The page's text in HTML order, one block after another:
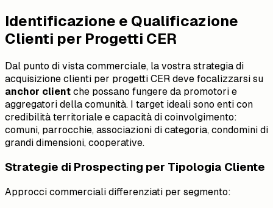
Identificazione e Qualificazione
Clienti per Progetti CER
Dal punto di vista commerciale, la vostra strategia di
acquisizione clienti per progetti CER deve focalizzarsi su
anchor client che possano fungere da promotori e
aggregatori della comunità. I target ideali sono enti con
credibilità territoriale e capacità di coinvolgimento:
comuni, parrocchie, associazioni di categoria, condomini di
grandi dimensioni, cooperative.
Strategie di Prospecting per Tipologia Cliente
Approcci commerciali differenziati per segmento: